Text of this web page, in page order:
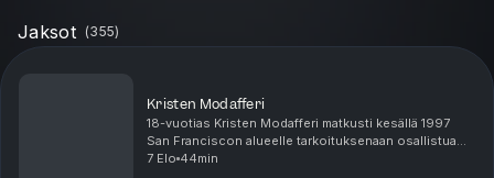
tampereella-
23980155https://www.iltalehti.fi/kotimaa/a/201711272200562272https://w
kannykka-halytti-viela-aamuyolla-aamulehti-kokosi-tapauksen-uudet-ja-
vanhat-tiedothttps://www.iltalehti.fi/uutiset/a/2015110520617566 See
acast.com/privacy for privacy and opt-out information. Become a member
at https://plus.acast.com/s/jaljilla.
Jaksot (355)
Kristen Modafferi
18-vuotias Kristen Modafferi matkusti kesällä 1997
San Franciscon alueelle tarkoituksenaan osallistua
yliopiston kesäkursseille ja tutustua Kalifornian
7 Elo 44min